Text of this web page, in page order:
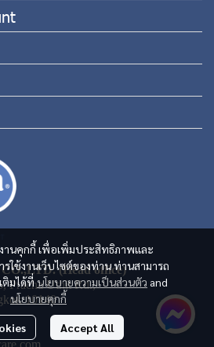
านคุกกี้ เพื่อเพิ่มประสิทธิภาพและ
ใช้งานเว็บไซต์ของท่าน ท่านสามารถ
ติมได้ที่นโยบายความเป็นส่วนตัว and
นโยบายคุกกี้
Accept All
(Head office)
Pracha Uthit Rd.,
10140